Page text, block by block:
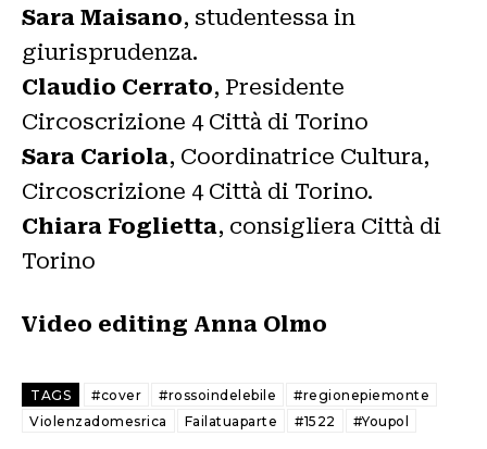
Sara Maisano, studentessa in
giurisprudenza.
Claudio Cerrato, Presidente
Circoscrizione 4 Città di Torino
Sara Cariola, Coordinatrice Cultura,
Circoscrizione 4 Città di Torino.
Chiara Foglietta, consigliera Città di
Torino
Video editing Anna Olmo
TAGS #cover #rossoindelebile
#regionepiemonte
Violenzadomesrica
Failatuaparte #1522 #Youpol